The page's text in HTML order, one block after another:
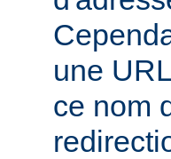
une
ce nom